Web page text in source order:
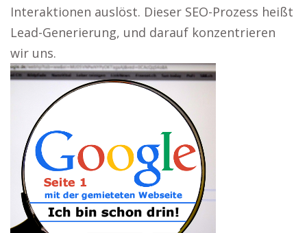
Interaktionen auslöst. Dieser SEO-Prozess heißt
Lead-Generierung, und darauf konzentrieren
wir uns.